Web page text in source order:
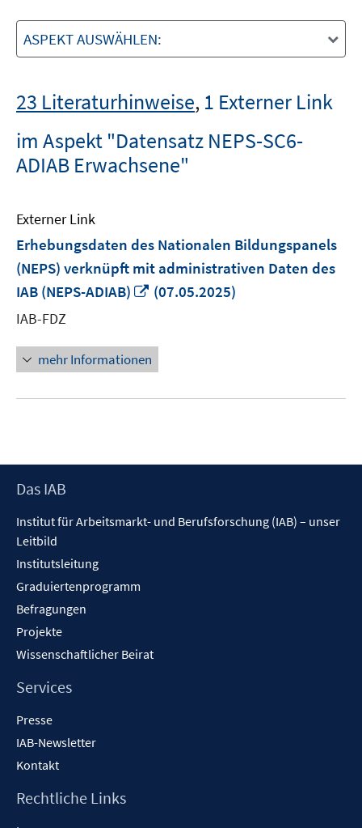
ASPEKT AUSWÄHLEN:
23 Literaturhinweise, 1 Externer Link
im Aspekt "Datensatz NEPS-SC6-
ADIAB Erwachsene"
Externer Link
Erhebungsdaten des Nationalen Bildungspanels
(NEPS) verknüpft mit administrativen Daten des
IAB (NEPS-ADIAB)
In
öffnen
(07.05.2025)
IAB-FDZ
mehr Informationen
Footer
Das IAB
Institut für Arbeitsmarkt- und Berufsforschung (IAB) – unser
Leitbild
Institutsleitung
Graduiertenprogramm
Befragungen
Projekte
Wissenschaftlicher Beirat
Services
Presse
IAB-Newsletter
Kontakt
Rechtliche Links